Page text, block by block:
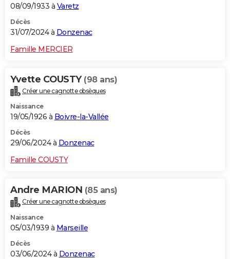
08/09/1933 à Varetz
Décès
31/07/2024 à Donzenac
Famille MERCIER
Yvette COUSTY (98 ans)
Créer une cagnotte obsèques
Naissance
19/05/1926 à Boivre-la-Vallée
Décès
29/06/2024 à Donzenac
Famille COUSTY
Andre MARION (85 ans)
Créer une cagnotte obsèques
Naissance
05/03/1939 à Marseille
Décès
03/06/2024 à Donzenac